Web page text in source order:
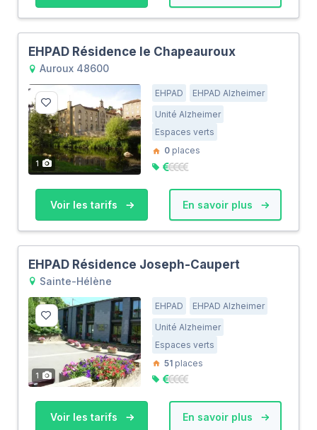
EHPAD Résidence le Chapeauroux
Auroux 48600
1
EHPAD
EHPAD Alzheimer
Unité Alzheimer
Espaces verts
0 places
Voir les tarifs En savoir plus
EHPAD Résidence Joseph-Caupert
Sainte-Hélène
1
EHPAD
EHPAD Alzheimer
Unité Alzheimer
Espaces verts
51 places
Voir les tarifs En savoir plus